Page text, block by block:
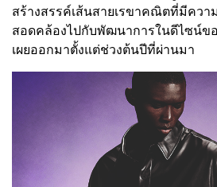
สร้างสรรค์เส้นสายเรขาคณิตที่มีคว
สอดคล้องไปกับพัฒนาการในดีไซน์ข
เผยออกมาตั้งแต่ช่วงต้นปีที่ผ่านมา